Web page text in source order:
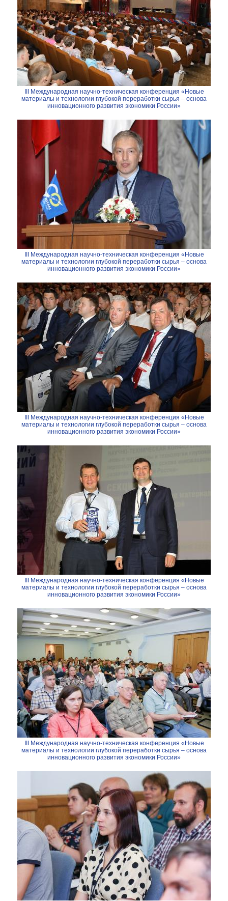
III Международная научно-техническая конференция «Новые
материалы и технологии глубокой переработки сырья – основа
инновационного развития экономики России»
III Международная научно-техническая конференция «Новые
материалы и технологии глубокой переработки сырья – основа
инновационного развития экономики России»
III Международная научно-техническая конференция «Новые
материалы и технологии глубокой переработки сырья – основа
инновационного развития экономики России»
III Международная научно-техническая конференция «Новые
материалы и технологии глубокой переработки сырья – основа
инновационного развития экономики России»
III Международная научно-техническая конференция «Новые
материалы и технологии глубокой переработки сырья – основа
инновационного развития экономики России»